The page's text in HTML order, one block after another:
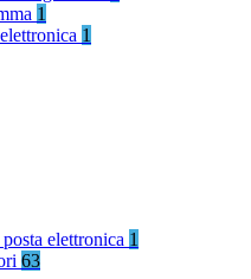
1
1
elettronica 1
63